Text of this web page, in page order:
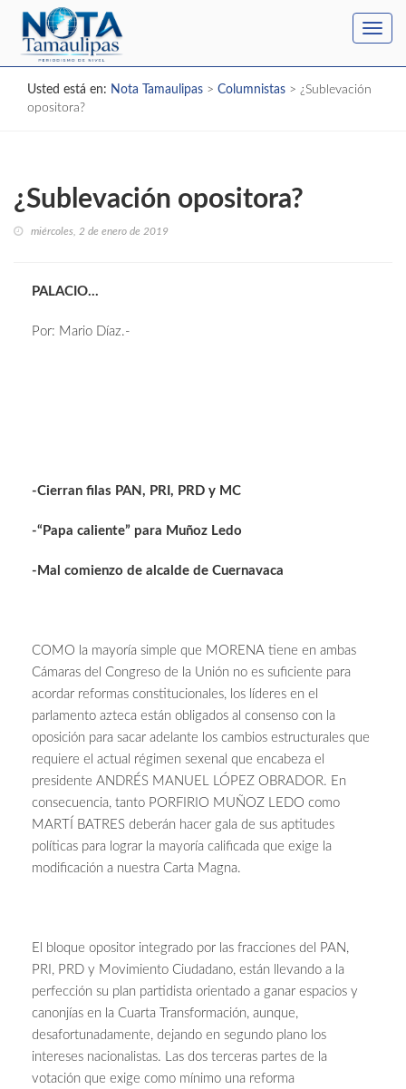
Usted está en: Nota Tamaulipas > Columnistas > ¿Sublevación
opositora?
¿Sublevación opositora?
miércoles, 2 de enero de 2019
PALACIO…
Por: Mario Díaz.-
-Cierran filas PAN, PRI, PRD y MC
-“Papa caliente” para Muñoz Ledo
-Mal comienzo de alcalde de Cuernavaca
COMO la mayoría simple que MORENA tiene en ambas
Cámaras del Congreso de la Unión no es suficiente para
acordar reformas constitucionales, los líderes en el
parlamento azteca están obligados al consenso con la
oposición para sacar adelante los cambios estructurales que
requiere el actual régimen sexenal que encabeza el
presidente ANDRÉS MANUEL LÓPEZ OBRADOR. En
consecuencia, tanto PORFIRIO MUÑOZ LEDO como
MARTÍ BATRES deberán hacer gala de sus aptitudes
políticas para lograr la mayoría calificada que exige la
modificación a nuestra Carta Magna.
El bloque opositor integrado por las fracciones del PAN,
PRI, PRD y Movimiento Ciudadano, están llevando a la
perfección su plan partidista orientado a ganar espacios y
canonjías en la Cuarta Transformación, aunque,
desafortunadamente, dejando en segundo plano los
intereses nacionalistas. Las dos terceras partes de la
votación que exige como mínimo una reforma